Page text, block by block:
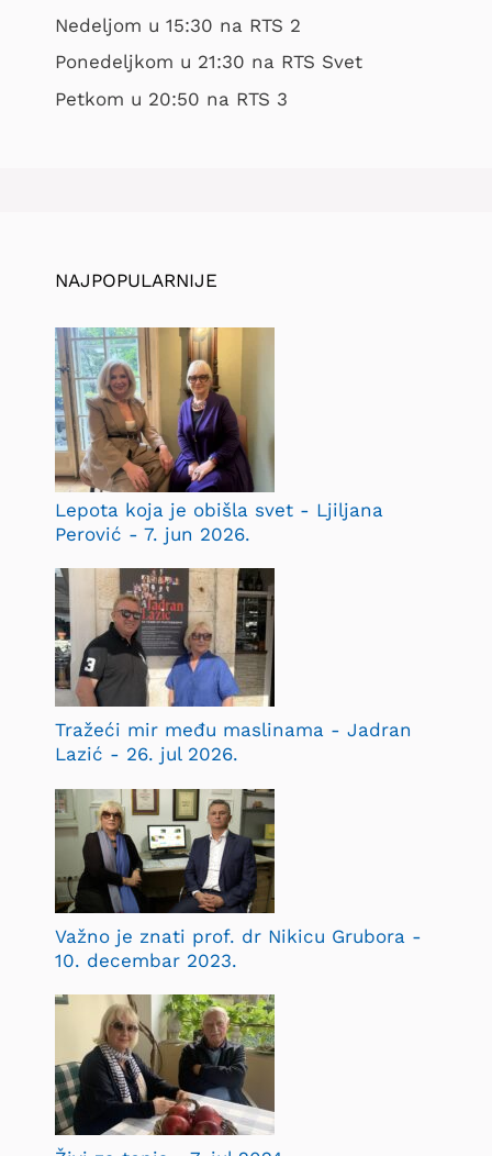
Nedeljom u 15:30 na RTS 2
Ponedeljkom u 21:30 na RTS Svet
Petkom u 20:50 na RTS 3
NAJPOPULARNIJE
Lepota koja je obišla svet - Ljiljana
Perović - 7. jun 2026.
Tražeći mir među maslinama - Jadran
Lazić - 26. jul 2026.
Važno je znati prof. dr Nikicu Grubora -
10. decembar 2023.